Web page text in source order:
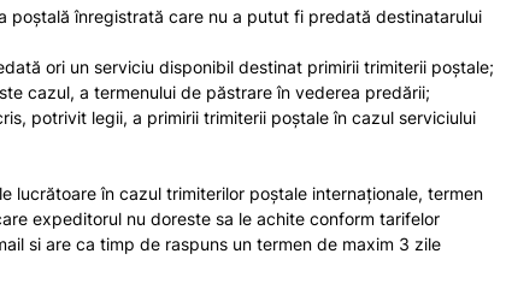
înregistrată care nu a putut fi predată destinatarului
ori un serviciu disponibil destinat primirii trimiterii poștale;
cazul, a termenului de păstrare în vederea predării;
potrivit legii, a primirii trimiterii poştale în cazul serviciului
lucrătoare în cazul trimiterilor poștale internaționale, termen
expeditorul nu doreste sa le achite conform tarifelor
si are ca timp de raspuns un termen de maxim 3 zile